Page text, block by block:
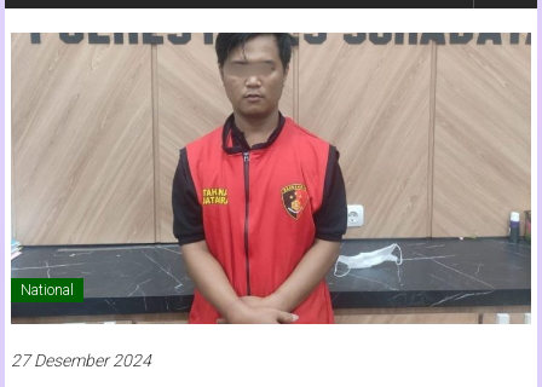
Timur
Jawa
National
27 Desember 2024